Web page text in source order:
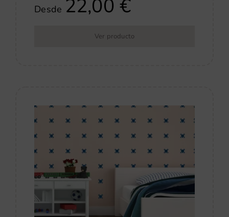
Desde 22,00€
Ver producto